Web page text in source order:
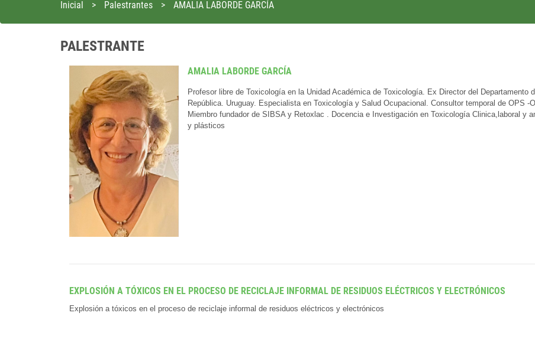
Inicial > Palestrantes > AMALIA LABORDE GARCÍA
PALESTRANTE
AMALIA LABORDE GARCÍA
Profesor libre de Toxicología en la Unidad Académica de Toxicología. Ex Director del
República. Uruguay. Especialista en Toxicología y Salud Ocupacional. Consultor temporal de OPS
Miembro fundador de SIBSA y Retoxlac . Docencia e Investigación en Toxicología Clinica,laboral y
y plásticos
EXPLOSIÓN A TÓXICOS EN EL PROCESO DE RECICLAJE INFORMAL DE RESIDUOS ELÉCTRICOS Y ELECTRÓNICOS
Explosión a tóxicos en el proceso de reciclaje informal de residuos eléctricos y electrónicos